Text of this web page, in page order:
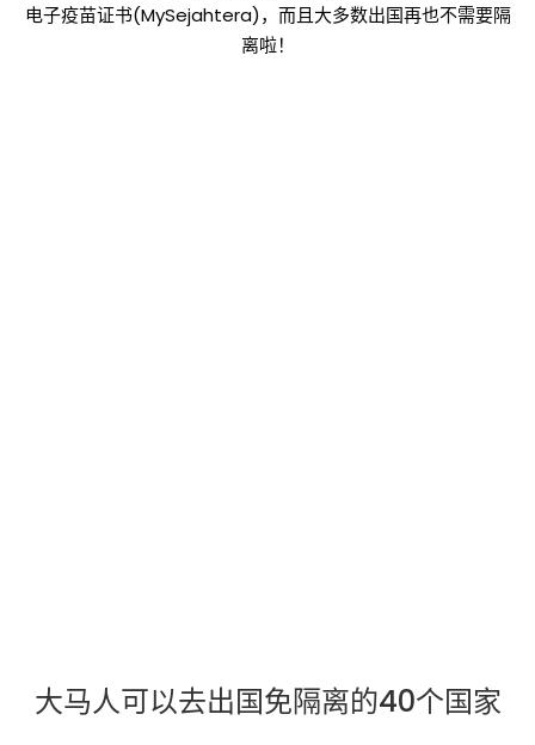
电子疫苗证书(MySejahtera)，而且大多数出国再也不需要隔
离啦！
大马人可以去出国免隔离的40个国家